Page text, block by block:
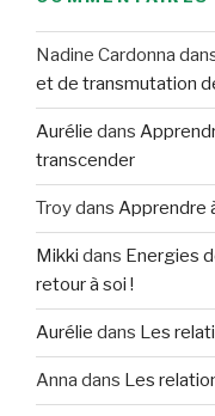
Nadine Cardonna
et de transmutation
Aurélie dans
transcender
Troydans Apprendre
Mikki dans Energies
retour à soi !
Aurélie dans Les
Anna dans Les